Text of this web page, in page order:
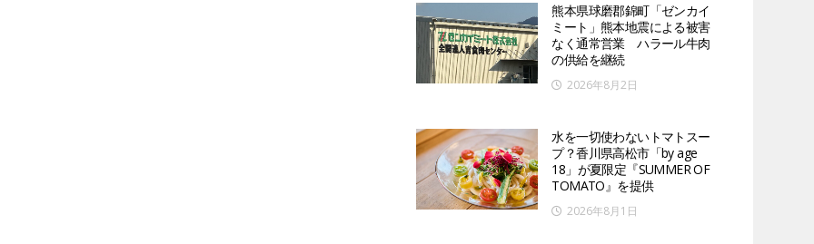
熊本県球磨郡錦町「ゼンカイ
ミート」熊本地震による被害
なく通常営業 ハラール牛肉
の供給を継続
2026年8月2日
水を一切使わないトマトスー
プ？香川県高松市「by age
18」が夏限定『SUMMER OF
TOMATO』を提供
2026年8月1日